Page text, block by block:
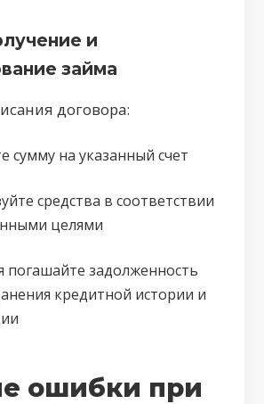
и
займа
договора:
сумму на указанный счет
средства в соответствии
целями
погашайте задолженность
кредитной истории и
ошибки при